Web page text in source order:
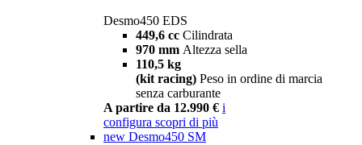
Desmo450 EDS
449,6 cc Cilindrata
970 mm Altezza sella
110,5 kg
(kit racing) Peso in ordine di marcia
senza carburante
A partire da 12.990 € i
configura scopri di più
new Desmo450 SM